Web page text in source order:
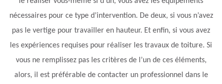
nécessaires pour ce type d’intervention. De deux, si vous n’avez
pas le vertige pour travailler en hauteur. Et enfin, si vous avez
les expériences requises pour réaliser les travaux de toiture. Si
vous ne remplissez pas les critères de l’un de ces éléments,
alors, il est préférable de contacter un professionnel dans le